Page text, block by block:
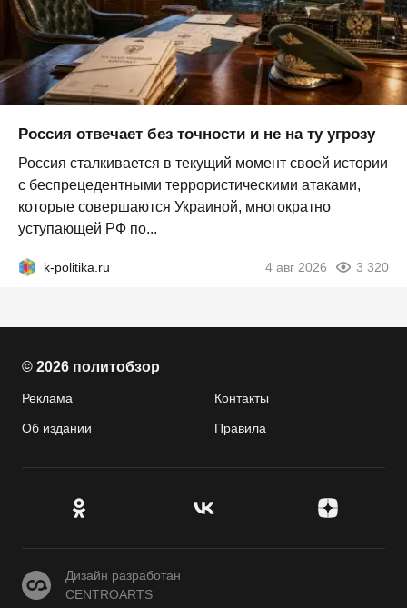
Россия отвечает без точности и не на ту угрозу
Россия сталкивается в текущий момент своей истории
с беспрецедентными террористическими атаками,
которые совершаются Украиной, многократно
уступающей РФ по...
k-politika.ru 4 авг 2026 3 320
© 2026 политобзор
Реклама Контакты
Об издании Правила
CENTROARTS